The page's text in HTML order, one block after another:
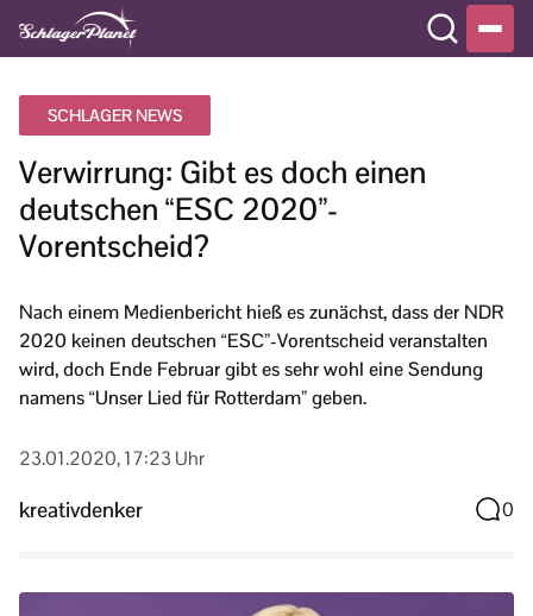
SCHLAGER NEWS
Verwirrung: Gibt es doch einen
deutschen “ESC 2020”-
Vorentscheid?
Nach einem Medienbericht hieß es zunächst, dass der NDR
2020 keinen deutschen “ESC”-Vorentscheid veranstalten
wird, doch Ende Februar gibt es sehr wohl eine Sendung
namens “Unser Lied für Rotterdam” geben.
23.01.2020, 17:23 Uhr
kreativdenker 0